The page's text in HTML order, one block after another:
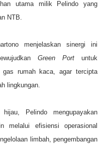
utama milik Pelindo yang
NTB.
menjelaskan sinergi ini
Green Port untuk
rumah kaca, agar tercipta
lingkungan.
hijau, Pelindo mengupayakan
melalui efisiensi operasional
limbah, pengembangan